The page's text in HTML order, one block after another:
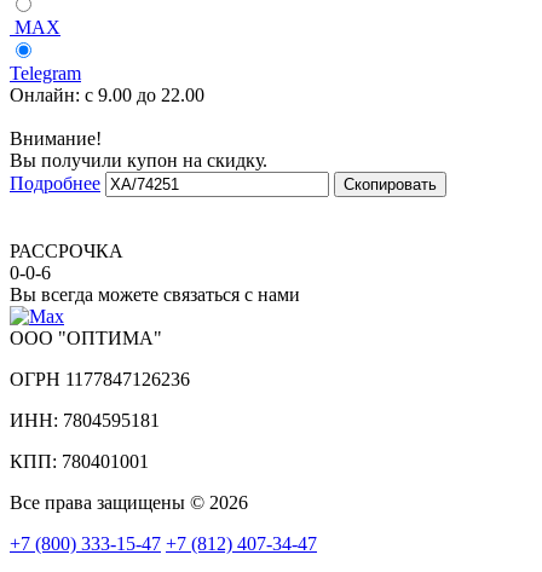
MAX
Telegram
Онлайн: с 9.00 до 22.00
Внимание!
Вы получили купон на скидку.
Подробнее
Скопировать
РАССРОЧКА
0-0-6
Вы всегда можете связаться с нами
ООО "ОПТИМА"
ОГРН 1177847126236
ИНН: 7804595181
КПП: 780401001
Все права защищены © 2026
+7 (800) 333-15-47 +7 (812) 407-34-47